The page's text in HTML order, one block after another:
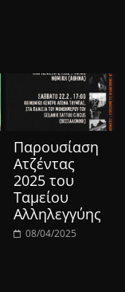
Παρουσίαση
Ατζέντας
2025 του
Ταμείου
Αλληλεγγύης
08/04/2025